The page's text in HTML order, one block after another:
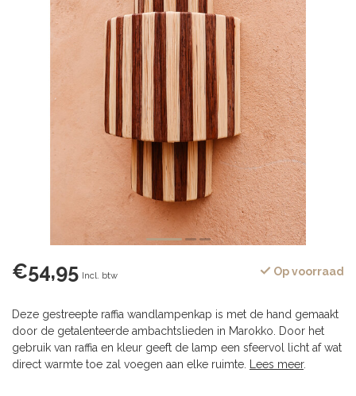
€54,95 Incl. btw Op voorraad
Deze gestreepte raffia wandlampenkap is met de hand gemaakt
door de getalenteerde ambachtslieden in Marokko. Door het
gebruik van raffia en kleur geeft de lamp een sfeervol licht af wat
direct warmte toe zal voegen aan elke ruimte. Lees meer.